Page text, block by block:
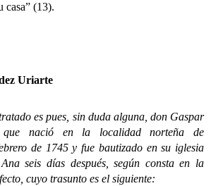
casa” (13).
Uriarte
es pues, sin duda alguna, don Gaspar
que nació en la localidad norteña de
de 1745 y fue bautizado en su iglesia
seis días después, según consta en la
cuyo trasunto es el siguiente: